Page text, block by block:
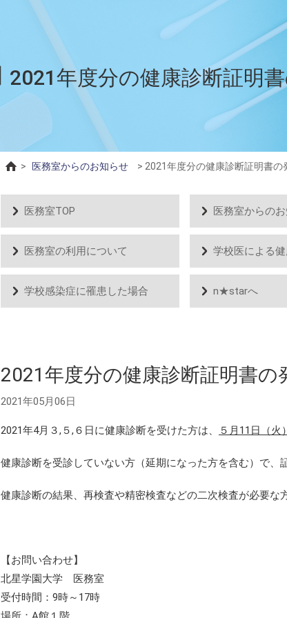
2021年度分の健康診断証明
> 医務室からのお知らせ > 2021年度分の健康診断証明書の
医務室TOP 医務室からの
医務室の利用について 学校医による
学校感染症に罹患した場合 n★starへ
2021年度分の健康診断証明書の
2021年05月06日
2021年4月３,５,６日に健康診断を受けた方は、 ５月11日（火）
健康診断を受診していない方（延期になった方を含む）で、
健康診断の結果、再検査や精密検査などの二次検査が必要な
【お問い合わせ】
北星学園大学 医務室
受付時間：9時～17時